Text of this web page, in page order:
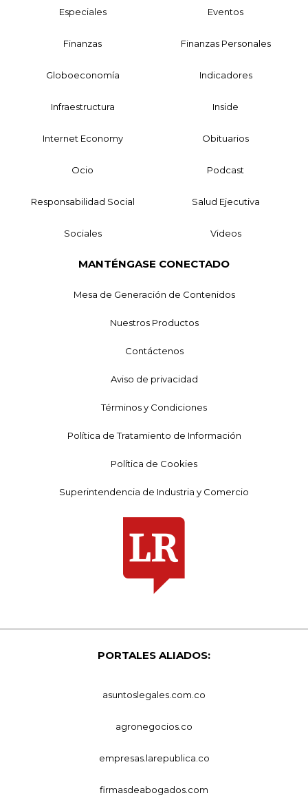
Especiales Eventos
Finanzas Finanzas Personales
Globoeconomía Indicadores
Infraestructura Inside
Internet Economy Obituarios
Ocio Podcast
Responsabilidad Social Salud Ejecutiva
Sociales Videos
MANTÉNGASE CONECTADO
Mesa de Generación de Contenidos
Nuestros Productos
Contáctenos
Aviso de privacidad
Términos y Condiciones
Política de Tratamiento de Información
Política de Cookies
Superintendencia de Industria y Comercio
PORTALES ALIADOS:
asuntoslegales.com.co
agronegocios.co
empresas.larepublica.co
firmasdeabogados.com